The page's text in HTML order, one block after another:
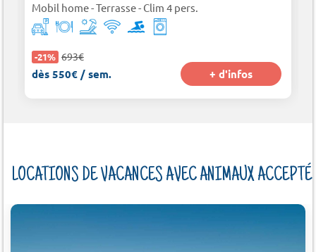
Mobil home - Terrasse - Clim 4 pers.
-21% 693€
dès 550€ / sem. + d'infos
LOCATIONS DE VACANCES AVEC ANIMAUX